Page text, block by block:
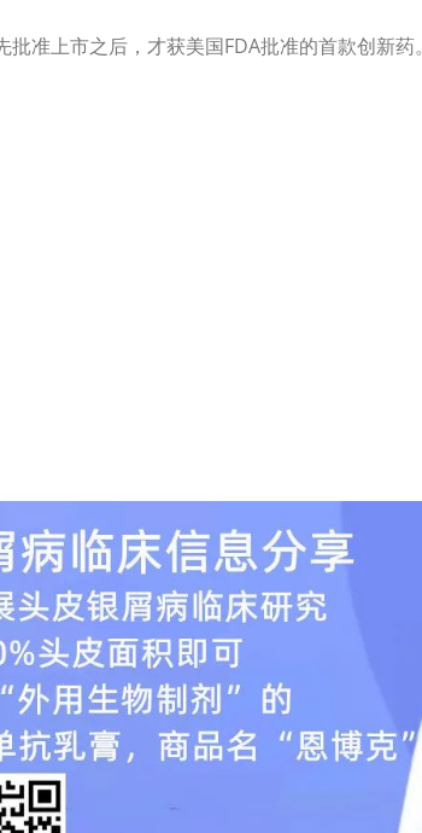
准上市之后，才获美国FDA批准的首款创新药。